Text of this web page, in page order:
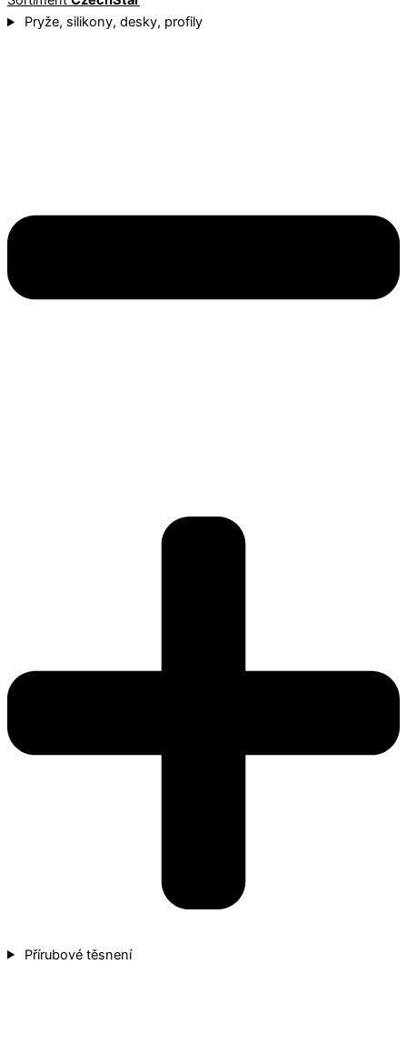
Pryže, silikony, desky, profily
Přírubové těsnení